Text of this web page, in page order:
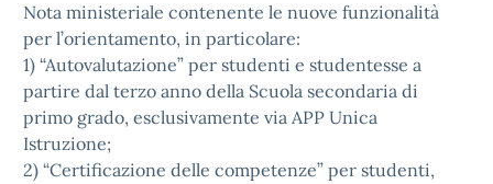
Nota ministeriale contenente le nuove funzionalità
per l’orientamento, in particolare:
1) “Autovalutazione” per studenti e studentesse a
partire dal terzo anno della Scuola secondaria di
primo grado, esclusivamente via APP Unica
Istruzione;
2) “Certificazione delle competenze” per studenti,